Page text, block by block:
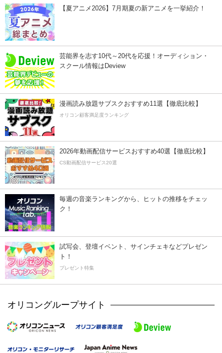
【夏アニメ2026】7月期夏の新アニメを一挙紹介！
芸能界を志す10代～20代を応援！オーディション・
スクール情報はDeview
漫画読み放題サブスクおすすめ11選【徹底比較】
オリコン顧客満足度ランキング
2026年動画配信サービスおすすめ40選【徹底比較】
CS動画配信サービス20選
毎週の音楽ランキングから、ヒットの推移をチェッ
ク！
試写会、登壇イベント、サインチェキなどプレゼン
ト！
プレゼント特集
オリコングループサイト